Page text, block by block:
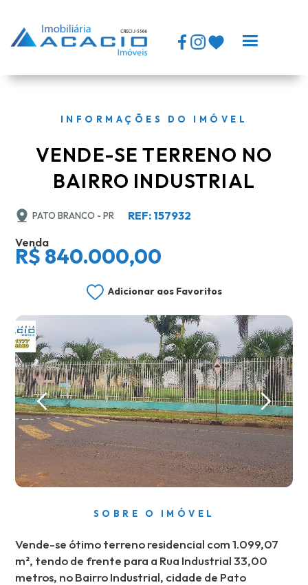
INFORMAÇÕES DO IMÓVEL
VENDE-SE TERRENO NO
BAIRRO INDUSTRIAL
PATO BRANCO - PR
REF: 157932
Venda
R$ 840.000,00
Adicionar aos Favoritos
SOBRE O IMÓVEL
Vende-se ótimo terreno residencial com 1.099,07
m², tendo de frente para a Rua Industrial 33,00
metros, no Bairro Industrial, cidade de Pato